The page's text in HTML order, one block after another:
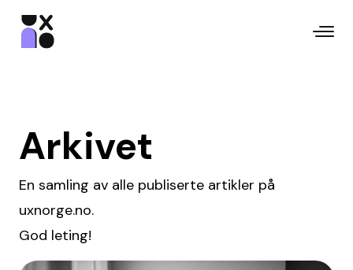
Arkivet
En samling av alle publiserte artikler på
uxnorge.no.
God leting!